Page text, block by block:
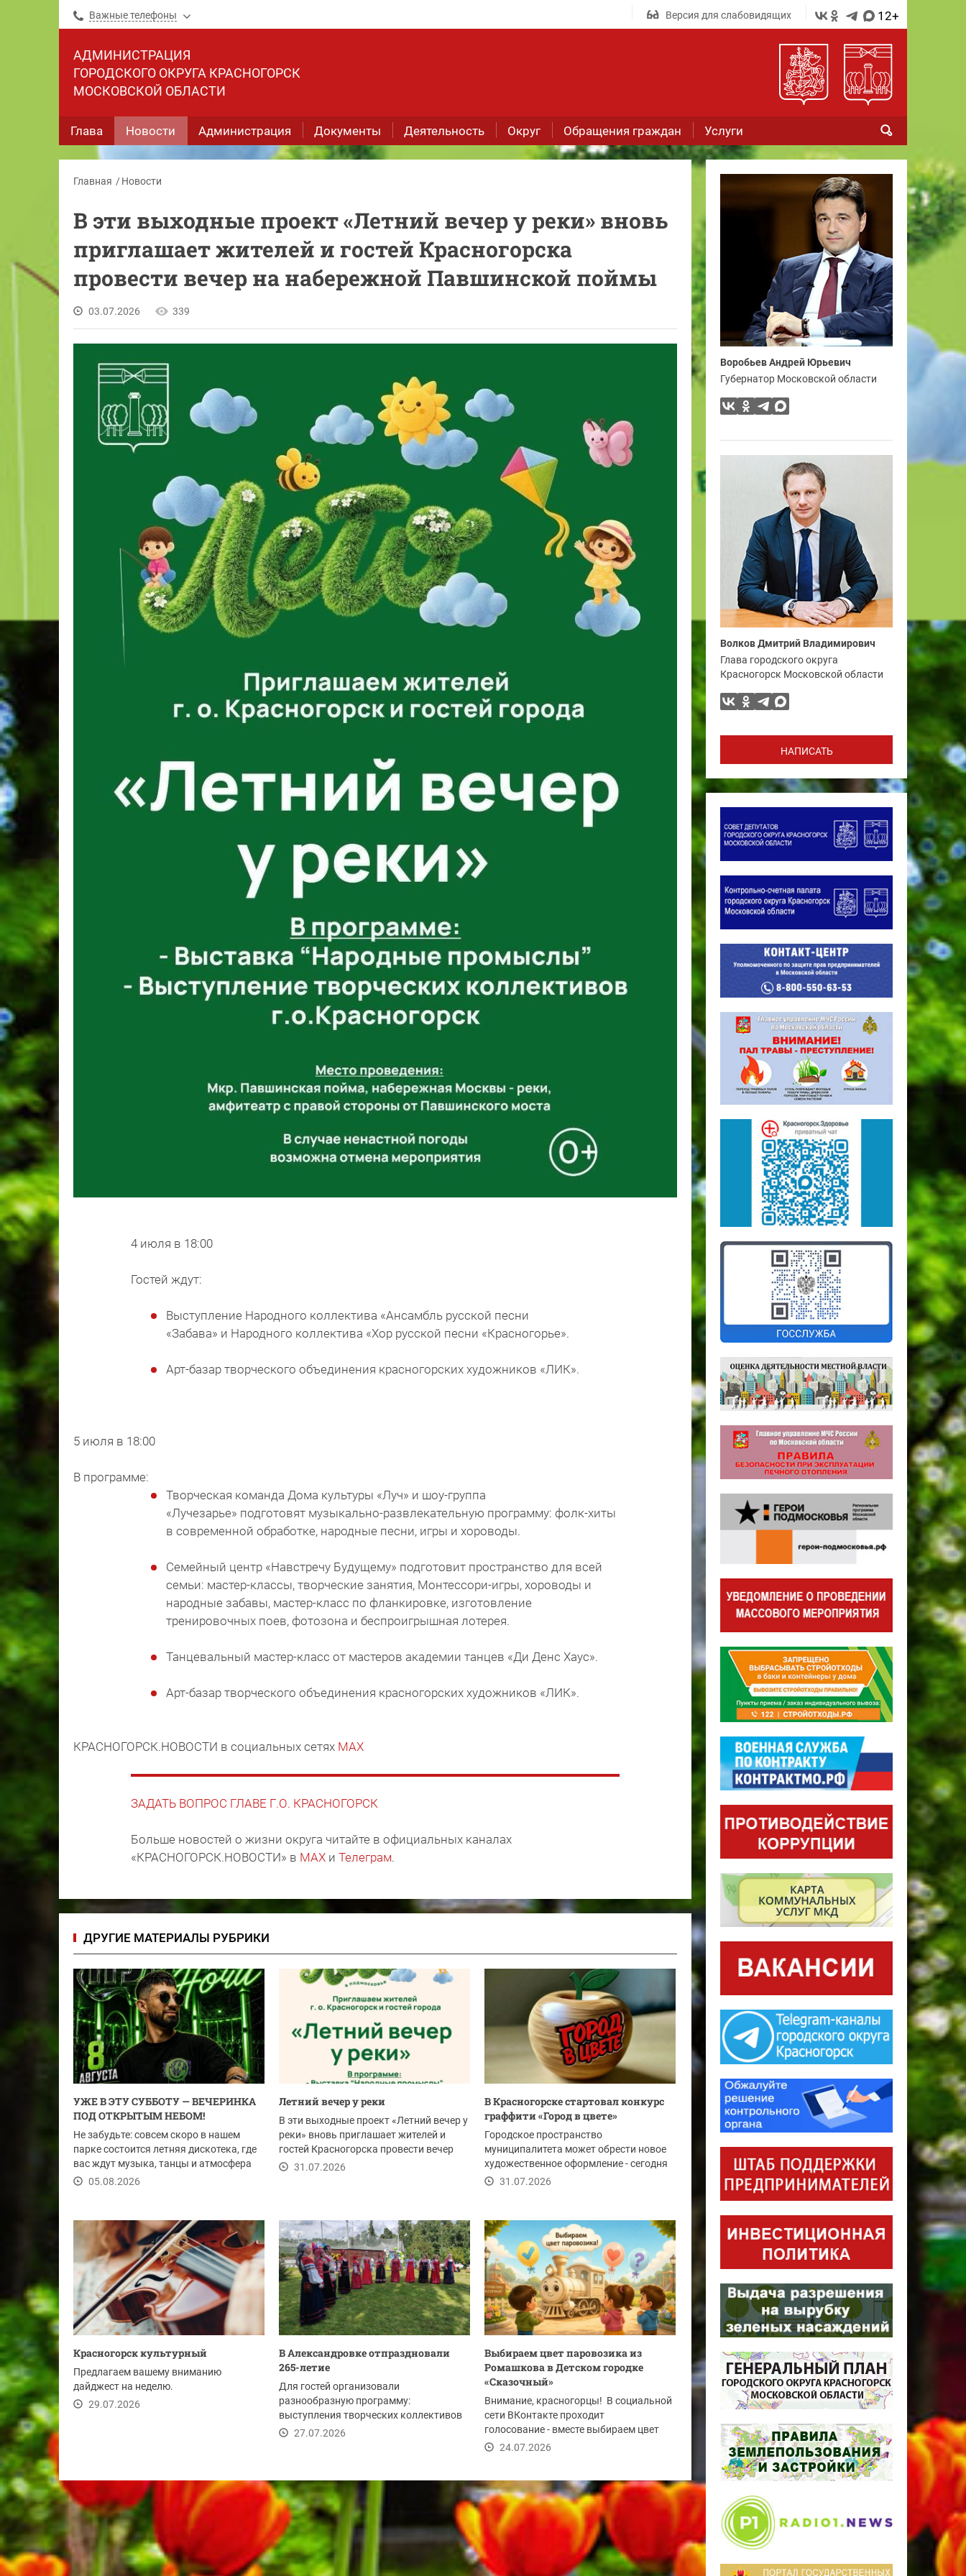
Важные телефоны Версия для слабовидящих 12+
АДМИНИСТРАЦИЯ
ГОРОДСКОГО ОКРУГА КРАСНОГОРСК
МОСКОВСКОЙ ОБЛАСТИ
Глава Новости Администрация Документы Деятельность Округ Обращения граждан Услуги
Главная Новости
В эти выходные проект «Летний вечер у реки» вновь
приглашает жителей и гостей Красногорска
провести вечер на набережной Павшинской поймы
03.07.2026 339
4 июля в 18:00
Гостей ждут:
Выступление Народного коллектива «Ансамбль русской песни
«Забава» и Народного коллектива «Хор русской песни «Красногорье».
Арт-базар творческого объединения красногорских художников «ЛИК».
5 июля в 18:00
В программе:
Творческая команда Дома культуры «Луч» и шоу-группа
«Лучезарье» подготовят музыкально-развлекательную программу: фолк-хиты
в современной обработке, народные песни, игры и хороводы.
Семейный центр «Навстречу Будущему» подготовит пространство для всей
семьи: мастер-классы, творческие занятия, Монтессори-игры, хороводы и
народные забавы, мастер-класс по фланкировке, изготовление
тренировочных поев, фотозона и беспроигрышная лотерея.
Танцевальный мастер-класс от мастеров академии танцев «Ди Денс Хаус».
Арт-базар творческого объединения красногорских художников «ЛИК».
КРАСНОГОРСК.НОВОСТИ в социальных сетях MAX
ЗАДАТЬ ВОПРОС ГЛАВЕ Г.О. КРАСНОГОРСК
Больше новостей о жизни округа читайте в официальных каналах
«КРАСНОГОРСК.НОВОСТИ» в MAX и Телеграм.
ДРУГИЕ МАТЕРИАЛЫ РУБРИКИ
УЖЕ В ЭТУ СУББОТУ — ВЕЧЕРИНКА
ПОД ОТКРЫТЫМ НЕБОМ!
Не забудьте: совсем скоро в нашем
парке состоится летняя дискотека, где
вас ждут музыка, танцы и атмосфера
настоящего...
05.08.2026
Летний вечер у реки
В эти выходные проект «Летний вечер у
реки» вновь приглашает жителей и
гостей Красногорска провести вечер
на...31.07.2026
В Красногорске стартовал конкурс
граффити «Город в цвете»
Городское пространство
муниципалитета может обрести новое
художественное оформление - сегодня
стартовал прием заявок...
31.07.2026
Красногорск культурный
Предлагаем вашему вниманию
дайджест на неделю.
29.07.2026
В Александровке отпраздновали
265-летие
Для гостей организовали
разнообразную программу:
выступления творческих коллективов
муниципалитета, мастер-классы,...
27.07.2026
Выбираем цвет паровозика из
Ромашкова в Детском городке
«Сказочный»
Внимание, красногорцы! В социальной
сети ВКонтакте проходит
голосование - вместе выбираем цвет
паровозика из...
24.07.2026
Воробьев Андрей Юрьевич
Губернатор Московской области
Волков Дмитрий Владимирович
Глава городского округа
Красногорск Московской области
НАПИСАТЬ